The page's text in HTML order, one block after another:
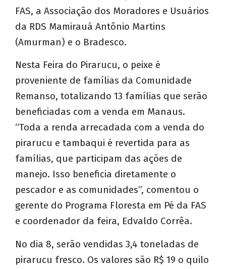
FAS, a Associação dos Moradores e Usuários
da RDS Mamirauá Antônio Martins
(Amurman) e o Bradesco.
Nesta Feira do Pirarucu, o peixe é
proveniente de famílias da Comunidade
Remanso, totalizando 13 famílias que serão
beneficiadas com a venda em Manaus.
“Toda a renda arrecadada com a venda do
pirarucu e tambaqui é revertida para as
famílias, que participam das ações de
manejo. Isso beneficia diretamente o
pescador e as comunidades”, comentou o
gerente do Programa Floresta em Pé da FAS
e coordenador da feira, Edvaldo Corrêa.
No dia 8, serão vendidas 3,4 toneladas de
pirarucu fresco. Os valores são R$ 19 o quilo